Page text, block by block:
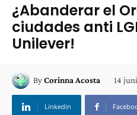
¿Abanderar el
ciudades anti
Unilever!
ByCorinna Acosta 14
Linkedin